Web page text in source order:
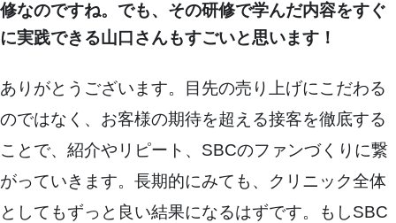
修なのですね。でも、その研修で学んだ内容をすぐ
に実践できる山口さんもすごいと思います！
ありがとうございます。目先の売り上げにこだわる
のではなく、お客様の期待を超える接客を徹底する
ことで、紹介やリピート、SBCのファンづくりに繋
がっていきます。長期的にみても、クリニック全体
としてもずっと良い結果になるはずです。もしSBC